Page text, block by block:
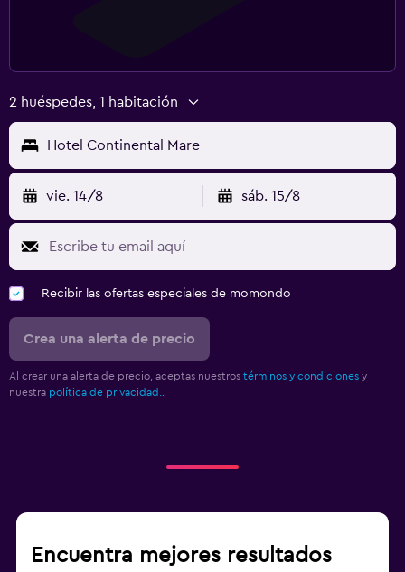
2 huéspedes, 1 habitación
Hotel Continental Mare
vie. 14/8 sáb. 15/8
Recibir las ofertas especiales de momondo
Crea una alerta de precio
Al crear una alerta de precio, aceptas nuestros términos y condiciones y
nuestra política de privacidad.
Encuentra mejores resultados